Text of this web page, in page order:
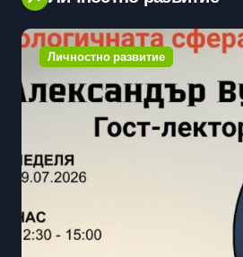
Личностно развитие